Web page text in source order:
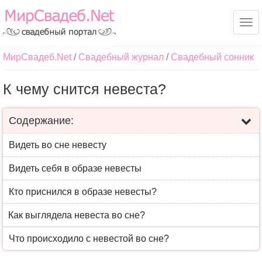
МирСвадеб.Net Свадебный журнал Свадебный сонник
К чему снится невеста?
Содержание:
Видеть во сне невесту
Видеть себя в образе невесты
Кто приснился в образе невесты?
Как выглядела невеста во сне?
Что происходило с невестой во сне?